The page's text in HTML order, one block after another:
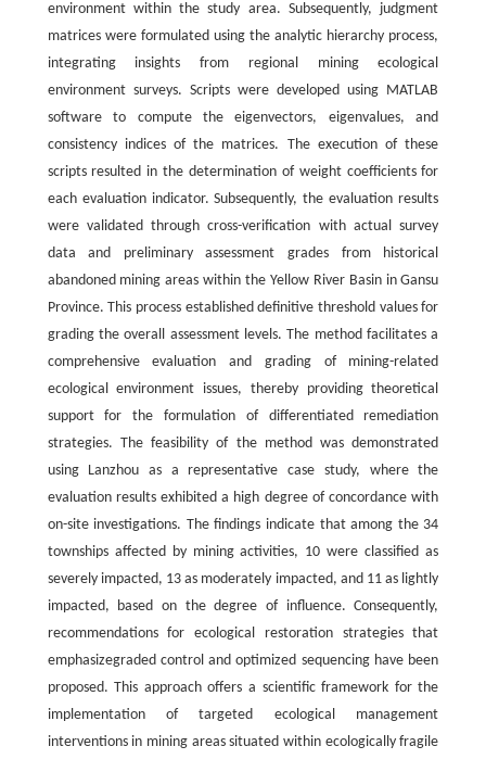
environment within the study area. Subsequently, judgment
matrices were formulated using the analytic hierarchy process,
integrating insights from regional mining ecological
environment surveys. Scripts were developed using MATLAB
software to compute the eigenvectors, eigenvalues, and
consistency indices of the matrices. The execution of these
scripts resulted in the determination of weight coefficients for
each evaluation indicator. Subsequently, the evaluation results
were validated through cross-verification with actual survey
data and preliminary assessment grades from historical
abandoned mining areas within the Yellow River Basin in Gansu
Province. This process established definitive threshold values for
grading the overall assessment levels. The method facilitates a
comprehensive evaluation and grading of mining-related
ecological environment issues, thereby providing theoretical
support for the formulation of differentiated remediation
strategies. The feasibility of the method was demonstrated
using Lanzhou as a representative case study, where the
evaluation results exhibited a high degree of concordance with
on-site investigations. The findings indicate that among the 34
townships affected by mining activities, 10 were classified as
severely impacted, 13 as moderately impacted, and 11 as lightly
impacted, based on the degree of influence. Consequently,
recommendations for ecological restoration strategies that
emphasizegraded control and optimized sequencing have been
proposed. This approach offers a scientific framework for the
implementation of targeted ecological management
interventions in mining areas situated within ecologically fragile